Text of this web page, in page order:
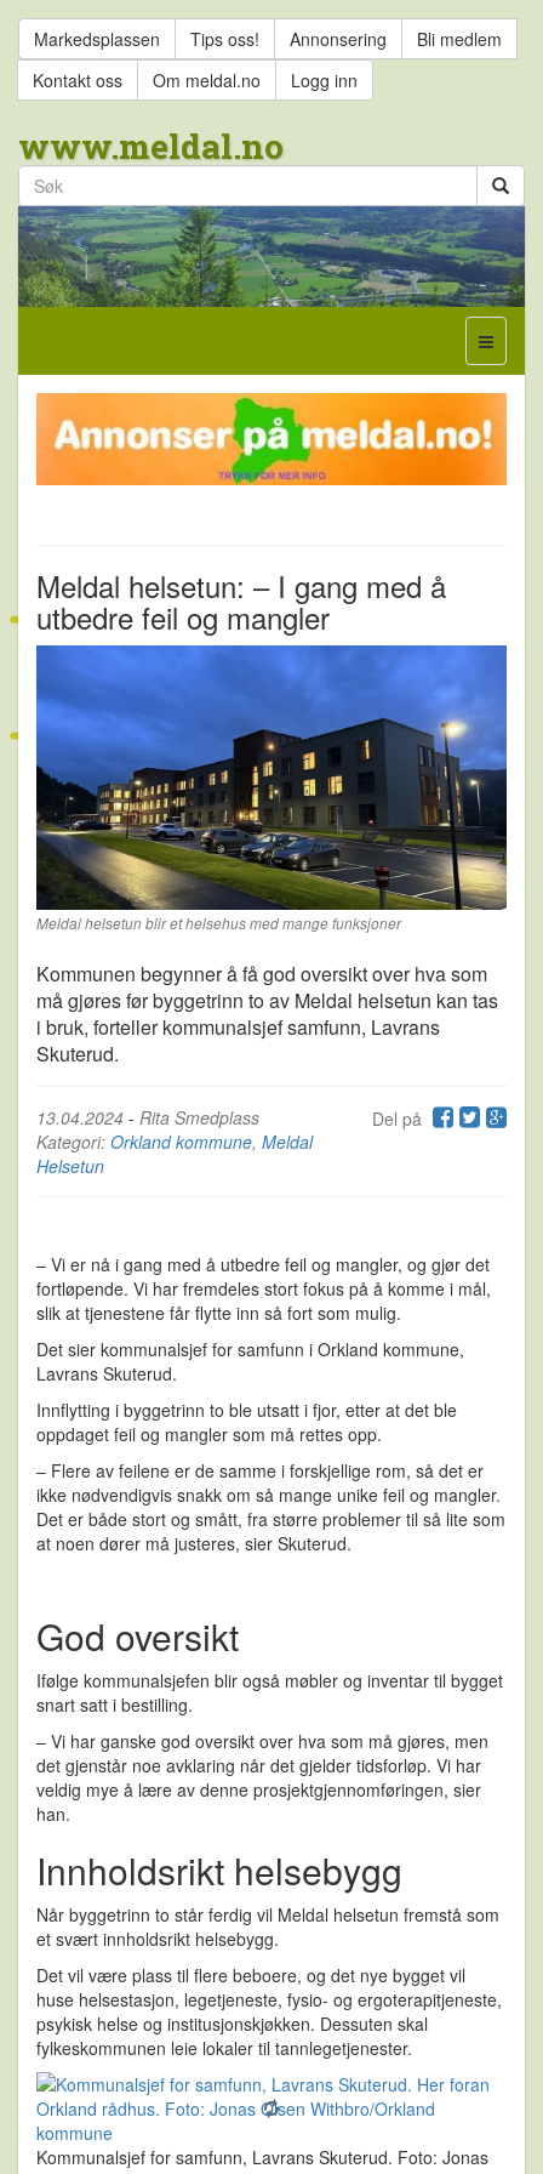
Markedsplassen Tips oss! Annonsering
Bli medlem
Kontakt oss
Om meldal.no Logg inn
www.meldal.no
Meldal helsetun: – I gang med å
utbedre feil og mangler
Meldal helsetun blir et helsehus med mange funksjoner
Kommunen begynner å få god oversikt over hva som
må gjøres før byggetrinn to av Meldal helsetun kan tas
i bruk, forteller kommunalsjef samfunn, Lavrans
Skuterud.
Del på
13.04.2024 - Rita Smedplass
Kategori: Orkland kommune, Meldal
Helsetun
– Vi er nå i gang med å utbedre feil og mangler, og gjør det
fortløpende. Vi har fremdeles stort fokus på å komme i mål,
slik at tjenestene får flytte inn så fort som mulig.
Det sier kommunalsjef for samfunn i Orkland kommune,
Lavrans Skuterud.
Innflytting i byggetrinn to ble utsatt i fjor, etter at det ble
oppdaget feil og mangler som må rettes opp.
– Flere av feilene er de samme i forskjellige rom, så det er
ikke nødvendigvis snakk om så mange unike feil og mangler.
Det er både stort og smått, fra større problemer til så lite som
at noen dører må justeres, sier Skuterud.
God oversikt
Ifølge kommunalsjefen blir også møbler og inventar til bygget
snart satt i bestilling.
– Vi har ganske god oversikt over hva som må gjøres, men
det gjenstår noe avklaring når det gjelder tidsforløp. Vi har
veldig mye å lære av denne prosjektgjennomføringen, sier
han.
Innholdsrikt helsebygg
Når byggetrinn to står ferdig vil Meldal helsetun fremstå som
et svært innholdsrikt helsebygg.
Det vil være plass til flere beboere, og det nye bygget vil
huse helsestasjon, legetjeneste, fysio- og ergoterapitjeneste,
psykisk helse og institusjonskjøkken. Dessuten skal
fylkeskommunen leie lokaler til tannlegetjenester.
Kommunalsjef for samfunn, Lavrans Skuterud. Foto: Jonas